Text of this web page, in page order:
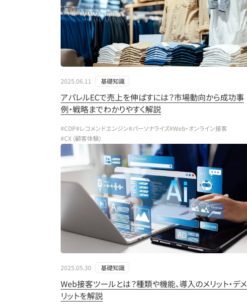
2025.06.11 基礎知識
アパレルECで売上を伸ばすには？市場動向から成功事
例・戦略までわかりやすく解説
#CDP#レコメンドエンジン#パーソナライズ#Web・オンライン接客
#CX (顧客体験)
2025.05.30 基礎知識
Web接客ツールとは？種類や機能、導入のメリット・デメ
リットを解説